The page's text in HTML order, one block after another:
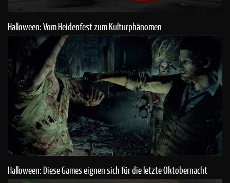
Halloween: Vom Heidenfest zum Kulturphänomen
Halloween: Diese Games eignen sich für die letzte Oktobernacht